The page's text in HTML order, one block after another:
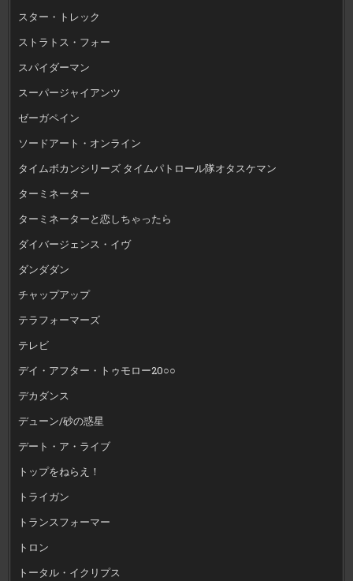
スター・トレック
ストラトス・フォー
スパイダーマン
スーパージャイアンツ
ゼーガペイン
ソードアート・オンライン
タイムボカンシリーズ タイムパトロール隊オタスケマン
ターミネーター
ターミネーターと恋しちゃったら
ダイバージェンス・イヴ
ダンダダン
チャップアップ
テラフォーマーズ
テレビ
デイ・アフター・トゥモロー20○○
デカダンス
デューン/砂の惑星
デート・ア・ライブ
トップをねらえ！
トライガン
トランスフォーマー
トロン
トータル・イクリプス